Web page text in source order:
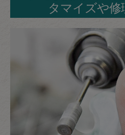
タマイズや修